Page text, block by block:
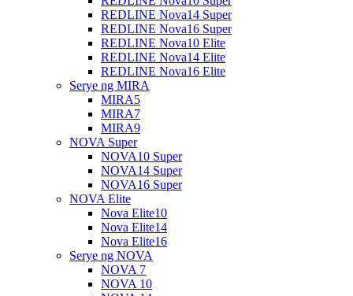
REDLINE Nova14 Super
REDLINE Nova16 Super
REDLINE Nova10 Elite
REDLINE Nova14 Elite
REDLINE Nova16 Elite
Serye ng MIRA
MIRA5
MIRA7
MIRA9
NOVA Super
NOVA10 Super
NOVA14 Super
NOVA16 Super
NOVA Elite
Nova Elite10
Nova Elite14
Nova Elite16
Serye ng NOVA
NOVA 7
NOVA 10